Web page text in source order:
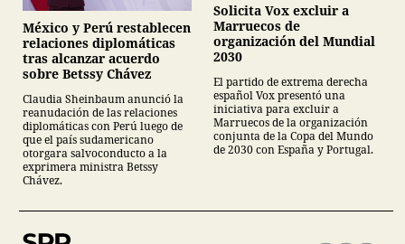
México y Perú restablecen
relaciones diplomáticas
tras alcanzar acuerdo
sobre Betssy Chávez
Claudia Sheinbaum anunció la
reanudación de las relaciones
diplomáticas con Perú luego de
que el país sudamericano
otorgara salvoconducto a la
exprimera ministra Betssy
Chávez.
Solicita Vox excluir a
Marruecos de
organización del Mundial
2030
El partido de extrema derecha
español Vox presentó una
iniciativa para excluir a
Marruecos de la organización
conjunta de la Copa del Mundo
de 2030 con España y Portugal.